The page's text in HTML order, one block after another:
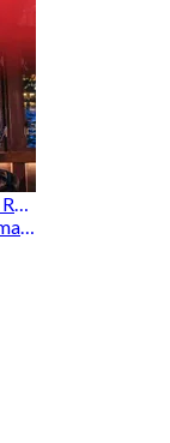
Celebrate and create lasting memories with Romantic Restaurants
With amazing deals for an unforgettable romantic experience